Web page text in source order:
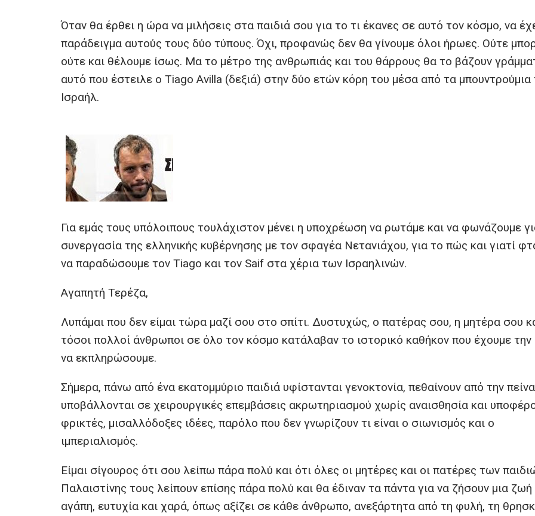
ce
b
o
o
k
tt
er
ail er at
s
A
p
se
n
g
er
Όταν θα έρθει η ώρα να μιλήσεις στα παιδιά σου για το τι έκανες σε αυτό τον κόσμο, να
παράδειγμα αυτούς τους δύο τύπους. Όχι, προφανώς δεν θα γίνουμε όλοι ήρωες. Ούτε
ούτε και θέλουμε ίσως. Μα το μέτρο της ανθρωπιάς και του θάρρους θα το βάζουν
αυτό που έστειλε ο Tiago Avilla (δεξιά) στην δύο ετών κόρη του μέσα από τα μπουντρούμια
Ισραήλ.
Για εμάς τους υπόλοιπους τουλάχιστον μένει η υποχρέωση να ρωτάμε και να φωνάζουμε
συνεργασία της ελληνικής κυβέρνησης με τον σφαγέα Νετανιάχου, για το πώς και γιατί
να παραδώσουμε τον Tiago και τον Saif στα χέρια των Ισραηλινών.
Αγαπητή Τερέζα,
Λυπάμαι που δεν είμαι τώρα μαζί σου στο σπίτι. Δυστυχώς, ο πατέρας σου, η μητέρα σου
τόσοι πολλοί άνθρωποι σε όλο τον κόσμο κατάλαβαν το ιστορικό καθήκον που έχουμε την
να εκπληρώσουμε.
Σήμερα, πάνω από ένα εκατομμύριο παιδιά υφίστανται γενοκτονία, πεθαίνουν από την
υποβάλλονται σε χειρουργικές επεμβάσεις ακρωτηριασμού χωρίς αναισθησία και
φρικτές, μισαλλόδοξες ιδέες, παρόλο που δεν γνωρίζουν τι είναι ο σιωνισμός και ο
ιμπεριαλισμός.
Είμαι σίγουρος ότι σου λείπω πάρα πολύ και ότι όλες οι μητέρες και οι πατέρες των
Παλαιστίνης τους λείπουν επίσης πάρα πολύ και θα έδιναν τα πάντα για να ζήσουν μια
αγάπη, ευτυχία και χαρά, όπως αξίζει σε κάθε άνθρωπο, ανεξάρτητα από τη φυλή, τη